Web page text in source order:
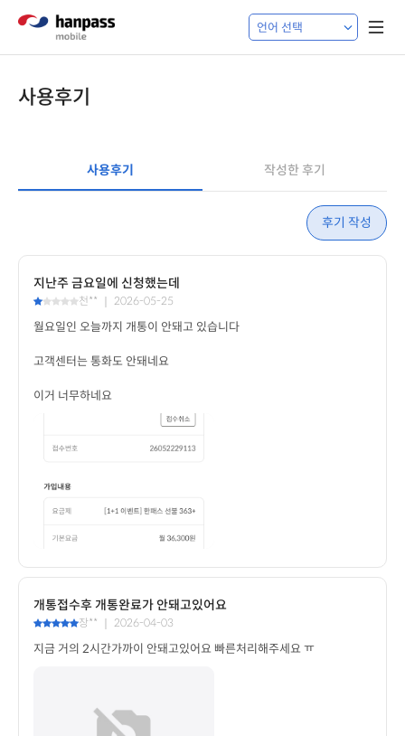
사용후기
사용후기 작성한 후기
후기 작성
지난주 금요일에 신청했는데
천** ｜ 2026-05-25
이거 너무하네요
개통접수후 개통완료가 안돼고있어요
장** ｜ 2026-04-03
지금 거의 2시간가까이 안돼고있어요 빠른처리해주세요 ㅠ